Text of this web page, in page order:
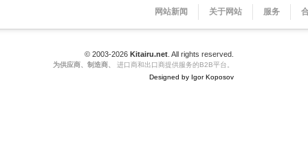
网站新闻 关于网站 服务
© 2003-2026 Kitairu.net . All rights reserved.
为供应商、制造商、
进口商和出口商提供服务的B2B平台。
Designed by Igor Koposov